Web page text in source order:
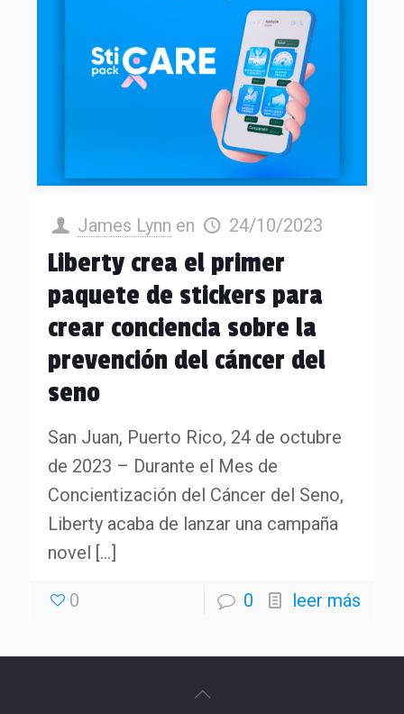
James Lynn en 24/10/2023
Liberty crea el primer
paquete de stickers para
crear conciencia sobre la
prevención del cáncer del
seno
San Juan, Puerto Rico, 24 de octubre
de 2023 – Durante el Mes de
Concientización del Cáncer del Seno,
Liberty acaba de lanzar una campaña
novel […]
0 0 leer más